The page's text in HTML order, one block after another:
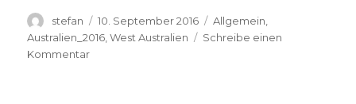
Autor
stefan
Veröffentlicht
am
10. September 2016 Kategorien
Allgemein
Australien_2016 ,West Australien
Schreibe einen
Kommentarzu